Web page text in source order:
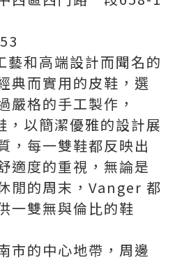
和高端設計而聞名的
典而實用的皮鞋，選
嚴格的手工製作，
以簡潔優雅的設計展
，每一雙鞋都反映出
適度的重視，無論是
閒的周末，Vanger 都
一雙無與倫比的鞋
市的中心地帶，周邊